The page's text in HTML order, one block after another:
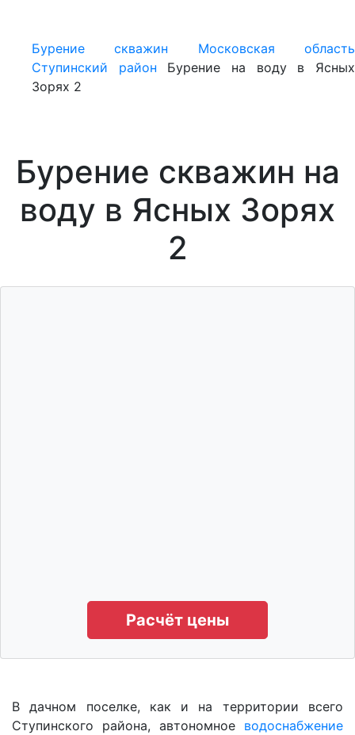
Бурение скважин
Московская область
Ступинский район
Бурение на воду в Ясных
Зорях 2
Бурение скважин на
воду в Ясных Зорях
2
Расчёт цены
В дачном поселке, как и на территории всего
Ступинского района, автономное водоснабжение